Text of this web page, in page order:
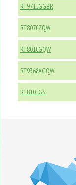
RT9715GGBR
RT8070ZQW
RT8010GQW
RT9368AGQW
RT8105GS